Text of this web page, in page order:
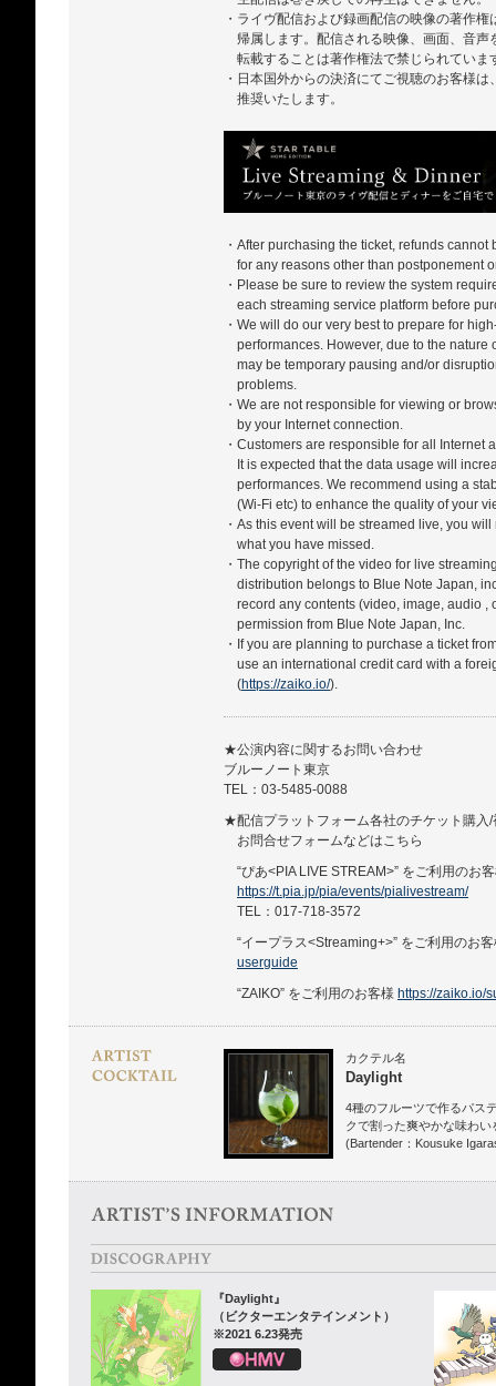
・ライヴ配信および録画配信の映像の著作
帰属します。配信される映像、画面、音
転載することは著作権法で禁じられていま
・日本国外からの決済にてご視聴のお客様は
推奨いたします。
・After purchasing the ticket, refunds cannot
for any reasons other than postponement
・Please be sure to review the system
each streaming service platform before
・We will do our very best to prepare for
performances. However, due to the nature
may be temporary pausing and/or
problems.
・We are not responsible for viewing or
by your Internet connection.
・Customers are responsible for all Internet
It is expected that the data usage will
performances. We recommend using a
(Wi-Fi etc) to enhance the quality of your
・As this event will be streamed live, you
what you have missed.
・The copyright of the video for live
distribution belongs to Blue Note Japan,
record any contents (video, image, audio
permission from Blue Note Japan, Inc.
・If you are planning to purchase a ticket
use an international credit card with a
(https://zaiko.io/).
★公演内容に関するお問い合わせ
ブルーノート東京
TEL：03-5485-0088
★配信プラットフォーム各社のチケット購入/
お問合せフォームなどはこちら
“ぴあ<PIA LIVE STREAM>” をご利用のお
https://t.pia.jp/pia/events/pialivestream/
TEL：017-718-3572
“イープラス<Streaming+>” をご利用のお
userguide
“ZAIKO” をご利用のお客様 https://zaiko.io/
カクテル名
Daylight
4種のフルーツで作るパス
クで割った爽やかな味わ
(Bartender：Kousuke
『Daylight』
（ビクターエンタテインメント）
※2021 6.23発売